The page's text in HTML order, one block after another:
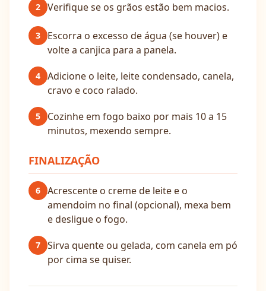
2 Verifique se os grãos estão bem macios.
3
Escorra o excesso de água (se houver) e
volte a canjica para a panela.
4
Adicione o leite, leite condensado, canela,
cravo e coco ralado.
5
Cozinhe em fogo baixo por mais 10 a 15
minutos, mexendo sempre.
FINALIZAÇÃO
6
Acrescente o creme de leite e o
amendoim no final (opcional), mexa bem
e desligue o fogo.
7
Sirva quente ou gelada, com canela em pó
por cima se quiser.